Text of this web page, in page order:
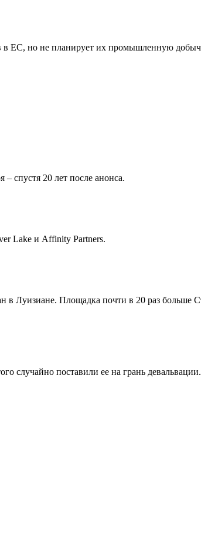
ЕС, но не планирует их промышленную
спустя 20 лет после анонса.
Lake и Affinity Partners.
в Луизиане. Площадка почти в 20 раз больше
случайно поставили ее на грань девальвации.